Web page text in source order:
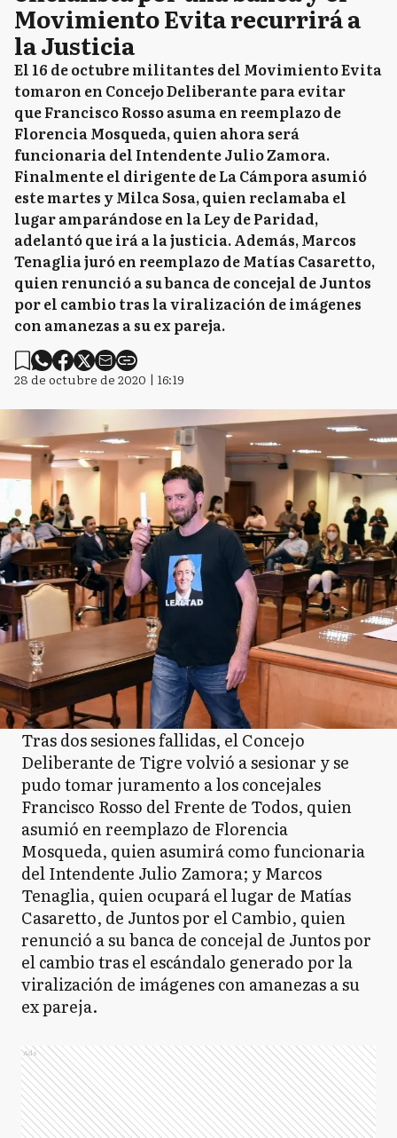
Movimiento Evita recurrirá a
la Justicia
El 16 de octubre militantes del Movimiento Evita
tomaron en Concejo Deliberante para evitar
que Francisco Rosso asuma en reemplazo de
Florencia Mosqueda, quien ahora será
funcionaria del Intendente Julio Zamora.
Finalmente el dirigente de La Cámpora asumió
este martes y Milca Sosa, quien reclamaba el
lugar amparándose en la Ley de Paridad,
adelantó que irá a la justicia. Además, Marcos
Tenaglia juró en reemplazo de Matías Casaretto,
quien renunció a su banca de concejal de Juntos
por el cambio tras la viralización de imágenes
con amanezas a su ex pareja.
28 de octubre de 2020 | 16:19
Tras dos sesiones fallidas, el Concejo
Deliberante de Tigre volvió a sesionar y se
pudo tomar juramento a los concejales
Francisco Rosso del Frente de Todos, quien
asumió en reemplazo de Florencia
Mosqueda, quien asumirá como funcionaria
del Intendente Julio Zamora; y Marcos
Tenaglia, quien ocupará el lugar de Matías
Casaretto, de Juntos por el Cambio, quien
renunció a su banca de concejal de Juntos por
el cambio tras el escándalo generado por la
viralización de imágenes con amanezas a su
ex pareja.
Ads